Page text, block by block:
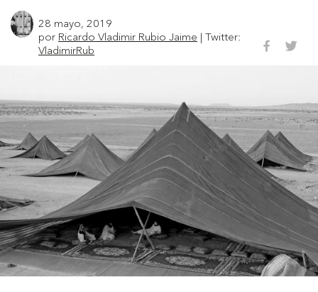
28 mayo, 2019
por Ricardo Vladimir Rubio Jaime | Twitter:
VladimirRub